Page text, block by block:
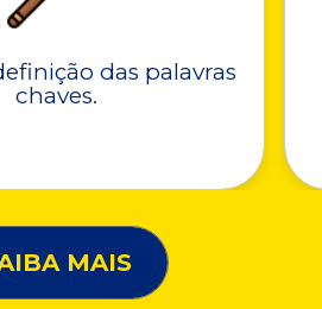
das palavras
chaves.
MAIS